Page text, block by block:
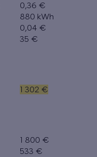
0,36 €
880 kWh
0,04 €
35 €
1 302 €
1 800 €
533 €